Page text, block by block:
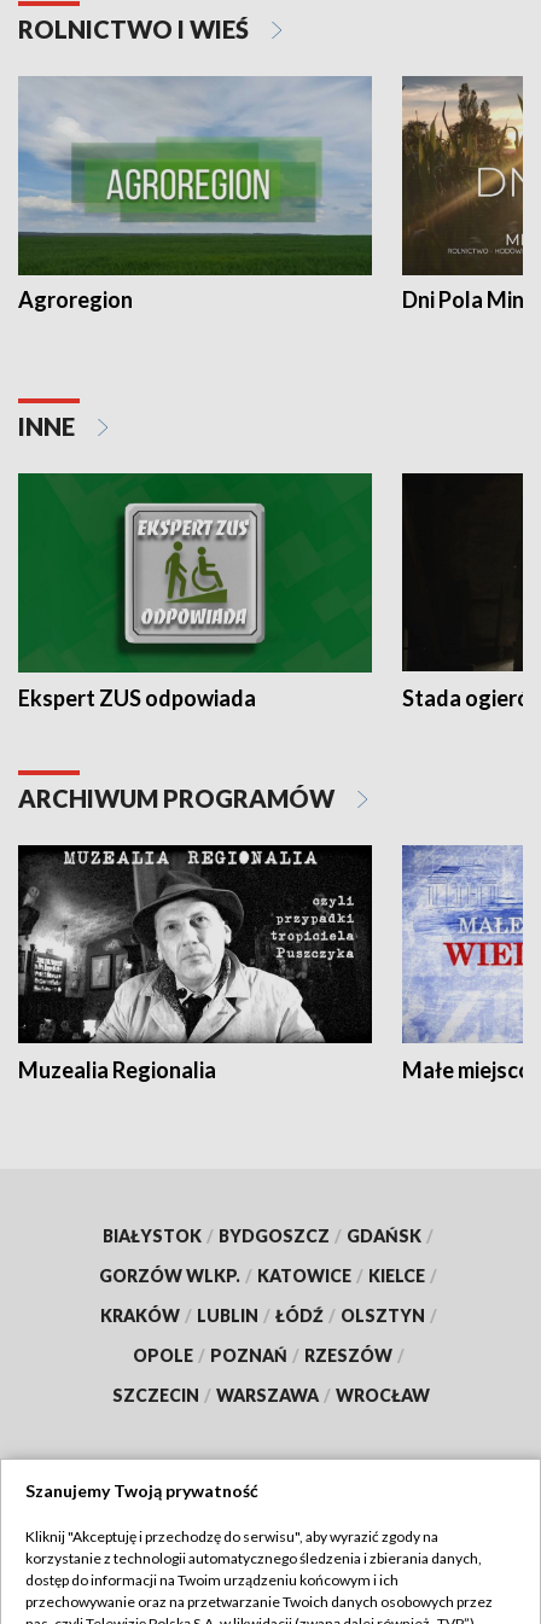
ROLNICTWO I WIEŚ
Agroregion Dni Pola
INNE
Ekspert ZUS odpowiada Stada
ARCHIWUM PROGRAMÓW
Muzealia Regionalia Małe
BIAŁYSTOK / BYDGOSZCZ / GDAŃSK /
GORZÓW WLKP. / KATOWICE / KIELCE /
KRAKÓW / LUBLIN / ŁÓDŹ / OLSZTYN /
OPOLE / POZNAŃ / RZESZÓW /
SZCZECIN / WARSZAWA / WROCŁAW
TVP
Abonament TVP
Regulamin TVP
Szanujemy Twoją prywatność
Kliknij "Akceptuję i przechodzę do serwisu", aby wyrazić zgody na
korzystanie z technologii automatycznego śledzenia i zbierania danych,
dostęp do informacji na Twoim urządzeniu końcowym i ich
przechowywanie oraz na przetwarzanie Twoich danych osobowych przez